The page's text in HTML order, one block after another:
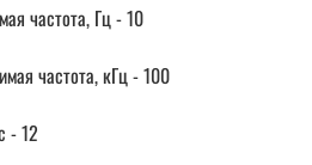
частота, Гц - 10
частота, кГц - 100
- 12